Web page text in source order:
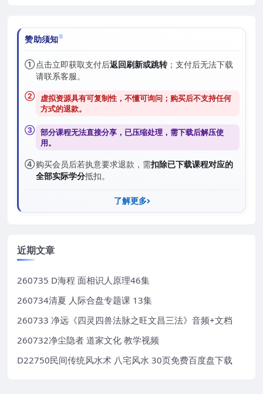
赞助须知
①点击立即获取支付后返回刷新或跳转；支付后无法下载
请联系客服。
② 虚拟资源具有可复制性，不懂可询问；购买后不支持任何
方式的退款。
③ 部分课程无法直接分享，已压缩处理，需下载后解压使
用。
④购买会员后若执意要求退款，需扣除已下载课程对应的
全部实际学分抵扣。
了解更多
近期文章
260735 D海程 面相识人原理46集
260734清夏 人际合盘专题课 13集
260733 净远《四灵四兽法脉之旺文昌三法》音频+文档
260732净尘隐者 道家文化 教学视频
D22750民间传统风水术 八宅风水 30页免费百度盘下载